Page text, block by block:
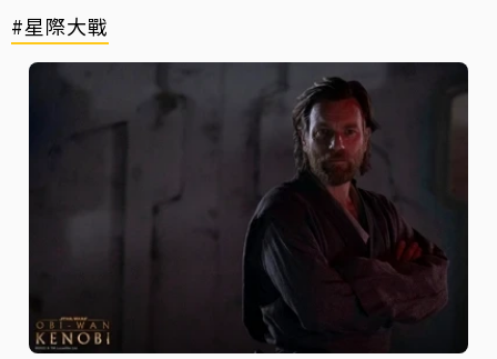
#星際大戰